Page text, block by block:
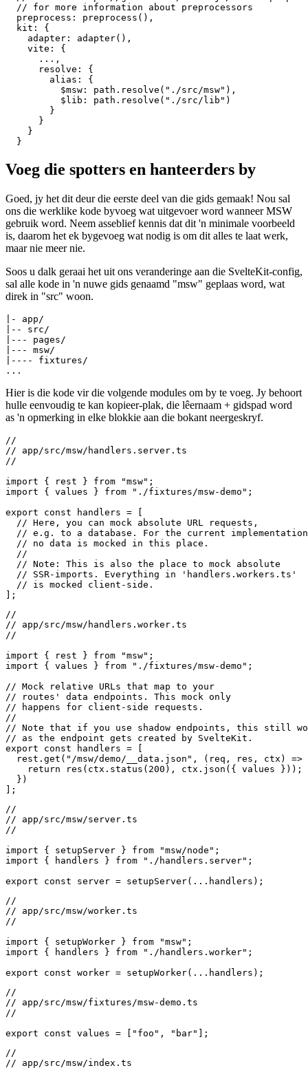
/** @type {import('@sveltejs/kit').Config} */
const config = {
// Consult https://github.com/sveltejs/svelte-
  // for more information about preprocessors
  kit: {
    adapter: adapter(),
    vite: {
      resolve: {
        alias: {
          $msw: path.resolve("./src/msw"),
          $lib: path.resolve("./src/lib")
    }
Voeg die spotters en hanteerders by
Goed, jy het dit deur die eerste deel van die gids gemaak! Nou sal
ons die werklike kode byvoeg wat uitgevoer word wanneer MSW
is, daarom het ek bygevoeg wat nodig is om dit alles te laat werk,
maar nie meer nie.
sal alle kode in 'n nuwe gids genaamd "msw" geplaas word, wat
direk in "src" woon.
|- app/
|-- src/
|--- msw/
|---- fixtures/
hulle eenvoudig te kan kopieer-plak, die lêernaam + gidspad word
as 'n opmerking in elke blokkie aan die bokant neergeskryf.
//
// app/src/msw/handlers.server.ts
import { rest } from "msw";
import { values } from "./fixtures/msw-demo";
export const handlers = [
  // Here, you can mock absolute URL requests,
// e.g. to a database. For the current
  // no data is mocked in this place.
  //
  // Note: This is also the place to mock absolute
  // SSR-imports. Everything in 'handlers.workers.ts'
  // is mocked client-side.
//
// app/src/msw/handlers.worker.ts
import { rest } from "msw";
import { values } from "./fixtures/msw-demo";
// Mock relative URLs that map to your
// routes' data endpoints. This mock only
// happens for client-side requests.
// Note that if you use shadow endpoints, this still
// as the endpoint gets created by SvelteKit.
export const handlers = [
rest.get("/msw/demo/__data.json", (req, res, ctx) =>
    return res(ctx.status(200), ctx.json({ values }));
  })
//
// app/src/msw/server.ts
import { setupServer } from "msw/node";
import { handlers } from "./handlers.server";
//
// app/src/msw/worker.ts
import { setupWorker } from "msw";
import { handlers } from "./handlers.worker";
//
// app/src/msw/fixtures/msw-demo.ts
//